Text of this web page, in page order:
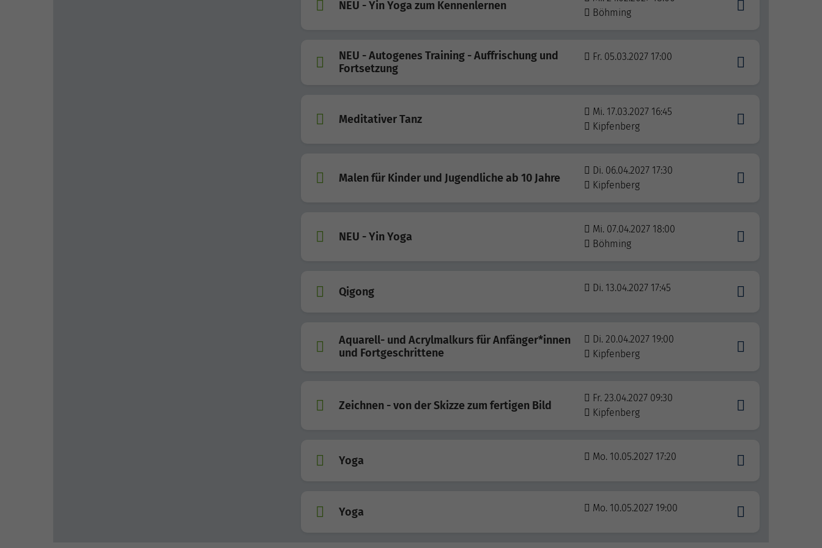
NEU - Yin Yoga zum Kennenlernen
Böhming
NEU - Autogenes Training - Auffrischung und
Fortsetzung
Fr. 05.03.2027 17:00
Meditativer Tanz
Mi. 17.03.2027 16:45
Kipfenberg
Malen für Kinder und Jugendliche ab 10 Jahre
Di. 06.04.2027 17:30
Kipfenberg
NEU - Yin Yoga
Mi. 07.04.2027 18:00
Böhming
Qigong Di. 13.04.2027 17:45
Aquarell- und Acrylmalkurs für Anfänger*innen
und Fortgeschrittene
Di. 20.04.2027 19:00
Kipfenberg
Zeichnen - von der Skizze zum fertigen Bild
Fr. 23.04.2027 09:30
Kipfenberg
Yoga Mo. 10.05.2027 17:20
Yoga Mo. 10.05.2027 19:00